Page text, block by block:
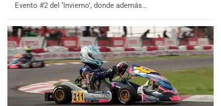
Evento #2 del ‘Invierno’, donde además…